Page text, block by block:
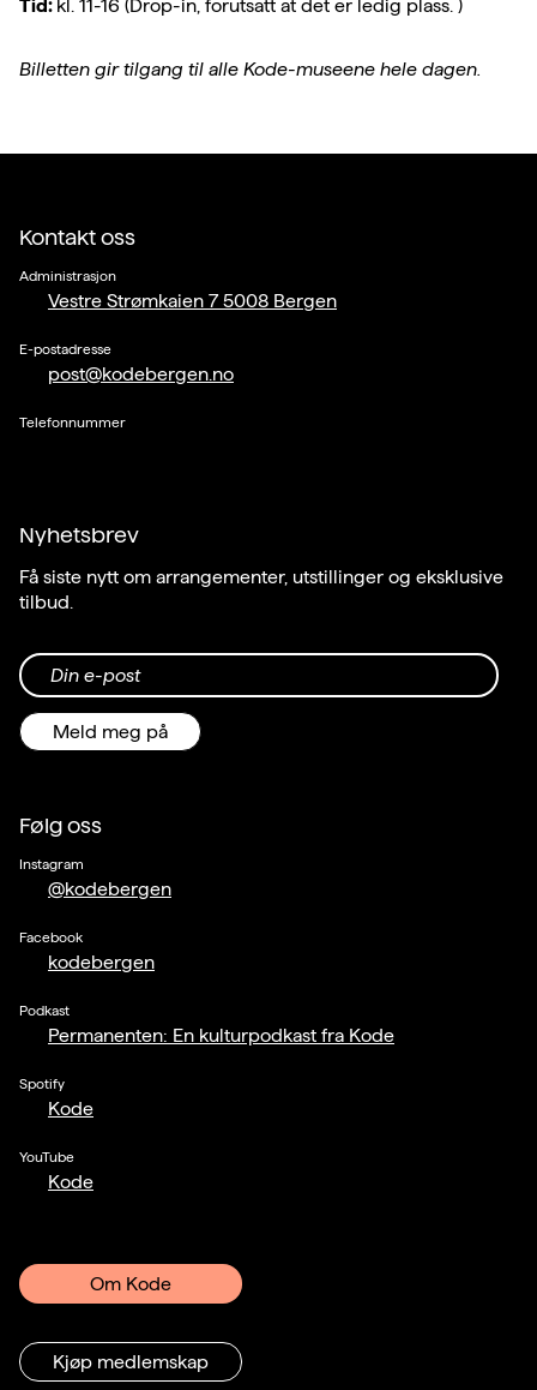
Tid: kl. 11-16 (Drop-in, forutsatt at det er ledig plass. )
Billetten gir tilgang til alle Kode-museene hele dagen.
Kontakt oss
Administrasjon
Vestre Strømkaien 7 5008 Bergen
E-postadresse
post@kodebergen.no
Telefonnummer
Nyhetsbrev
Få siste nytt om arrangementer, utstillinger og eksklusive
tilbud.
Din e-post
Meld meg på
Følg oss
Instagram
@kodebergen
Facebook
kodebergen
Podkast
Permanenten: En kulturpodkast fra Kode
Spotify
Kode
YouTube
Kode
Om Kode
Kjøp medlemskap